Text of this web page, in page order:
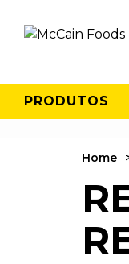
PRODUTOS
Home